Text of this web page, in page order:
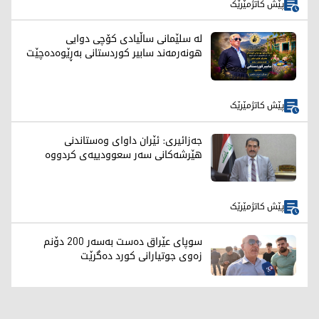
پێش کاتژمێرێک
لە سلێمانی ساڵیادی کۆچی دوایی
هونەرمەند سابیر کوردستانی بەڕێوەدەچێت
پێش کاتژمێرێک
جەزائیری: ئێران داوای وەستاندنی
هێرشەکانی سەر سعوودییەی کردووە
پێش کاتژمێرێک
سوپای عێراق دەست بەسەر 200 دۆنم
زەوی جوتیارانی کورد دەگرێت